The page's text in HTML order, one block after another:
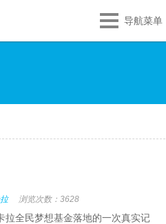
导航菜单
浏览次数：3628
拉全民梦想基金落地的一次真实记